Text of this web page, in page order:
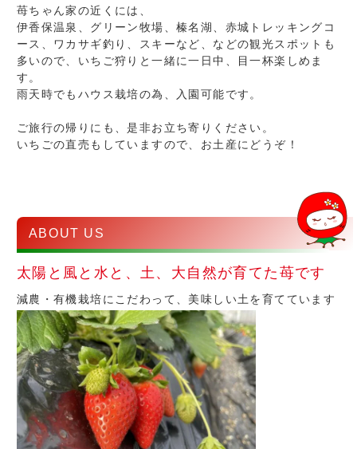
苺ちゃん家の近くには、
伊香保温泉、グリーン牧場、榛名湖、赤城トレッキングコ
ース、ワカサギ釣り、スキーなど、などの観光スポットも
多いので、いちご狩りと一緒に一日中、目一杯楽しめま
す。
雨天時でもハウス栽培の為、入園可能です。
ご旅行の帰りにも、是非お立ち寄りください。
いちごの直売もしていますので、お土産にどうぞ！
ABOUT US
太陽と風と水と、土、大自然が育てた苺です
減農・有機栽培にこだわって、美味しい土を育てています